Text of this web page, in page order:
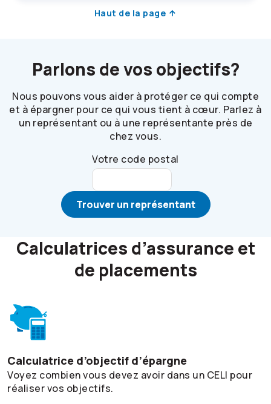
Haut de la page
Parlons de vos objectifs?
Nous pouvons vous aider à protéger ce qui compte
et à épargner pour ce qui vous tient à cœur. Parlez à
un représentant ou à une représentante près de
chez vous.
Votre code postal
Trouver un représentant
Calculatrices d’assurance et
de placements
Calculatrice d’objectif d’épargne
Voyez combien vous devez avoir dans un CELI pour
réaliser vos objectifs.